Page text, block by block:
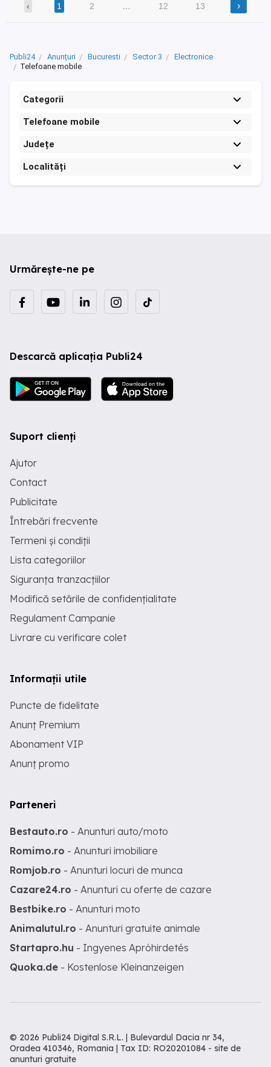
‹ 1 2 12 13 ›
Publi24 Anunțuri Bucuresti Sector 3
Electronice
Telefoane mobile
Categorii
Telefoane mobile
Județe
Localități
Urmărește-ne pe
Descarcă aplicația Publi24
Suport clienți
Ajutor
Contact
Publicitate
Întrebări frecvente
Termeni și condiții
Lista categoriilor
Siguranța tranzacțiilor
Modifică setările de confidențialitate
Regulament Campanie
Livrare cu verificare colet
Informații utile
Puncte de fidelitate
Anunț Premium
Abonament VIP
Anunț promo
Parteneri
Bestauto.ro - Anunturi auto/moto
Romimo.ro - Anunturi imobiliare
Romjob.ro - Anunturi locuri de munca
Cazare24.ro - Anunturi cu oferte de cazare
Bestbike.ro - Anunturi moto
Animalutul.ro - Anunturi gratuite animale
Startapro.hu - Ingyenes Apróhirdetés
Quoka.de - Kostenlose Kleinanzeigen
© 2026 Publi24 Digital S.R.L. | Bulevardul Dacia nr 34,
Oradea 410346, Romania | Tax ID: RO20201084 - site de
anunturi gratuite